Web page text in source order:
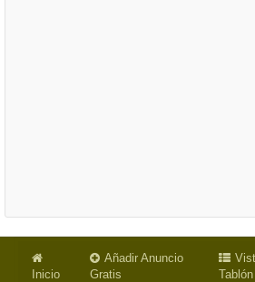
Inicio
Añadir Anuncio
Gratis
Tablón